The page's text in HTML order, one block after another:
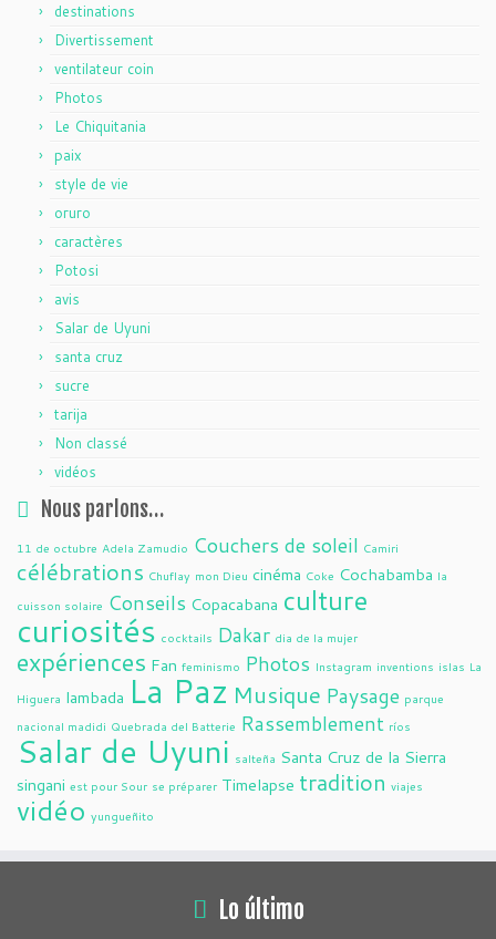
destinations
Divertissement
ventilateur coin
Photos
Le Chiquitania
paix
style de vie
oruro
caractères
Potosi
avis
Salar de Uyuni
santa cruz
sucre
tarija
Non classé
vidéos
Nous parlons…
11 de octubre Adela Zamudio Couchers de soleil Camiri
célébrations Chuflay mon Dieu cinéma Coke Cochabamba la
cuisson solaire Conseils Copacabana culture
curiosités cocktails Dakar dia de la mujer
expériences Fan feminismo Photos Instagram inventions islas La
Higuera lambada La Paz Musique Paysage parque
nacional madidi Quebrada del Batterie Rassemblement ríos
Salar de Uyuni salteña Santa Cruz de la Sierra
singani est pour Sour se préparer Timelapse tradition viajes
vidéo yungueñito
Lo último